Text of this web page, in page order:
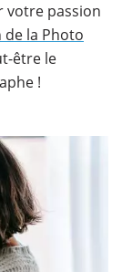
votre passion
de la Photo
être le
!